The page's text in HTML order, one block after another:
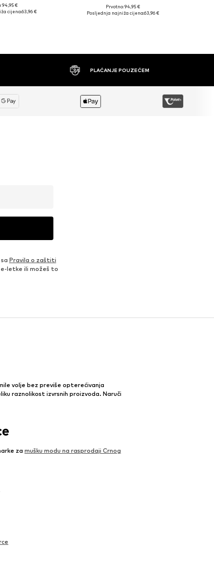
94,95 €
cijena:63,96 € Dostupne veličine: S, L, XL, XXL
Prvotno: 94,95 €
Posljednja najniža cijena:63,96 €
PLAĆANJE POUZEĆEM
Pravila o zaštiti
letke ili možeš to
volje bez previše opterećivanja
raznolikost izvrsnih proizvoda. Naruči
za mušku modu na rasprodaji Crnog